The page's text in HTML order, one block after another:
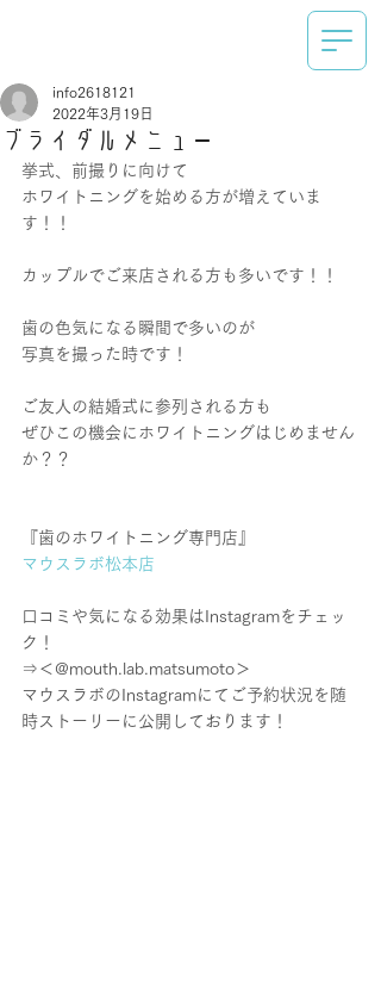
ブライダルメニュー
info2618121
2022年3月19日
挙式、前撮りに向けて
ホワイトニングを始める方が増えていま
す！！
カップルでご来店される方も多いです！！
歯の色気になる瞬間で多いのが
写真を撮った時です！
ご友人の結婚式に参列される方も
ぜひこの機会にホワイトニングはじめません
か？？
『歯のホワイトニング専門店』
マウスラボ松本店
口コミや気になる効果はInstagramをチェッ
ク！
⇒＜@mouth.lab.matsumoto＞
マウスラボのInstagramにてご予約状況を随
時ストーリーに公開しております！